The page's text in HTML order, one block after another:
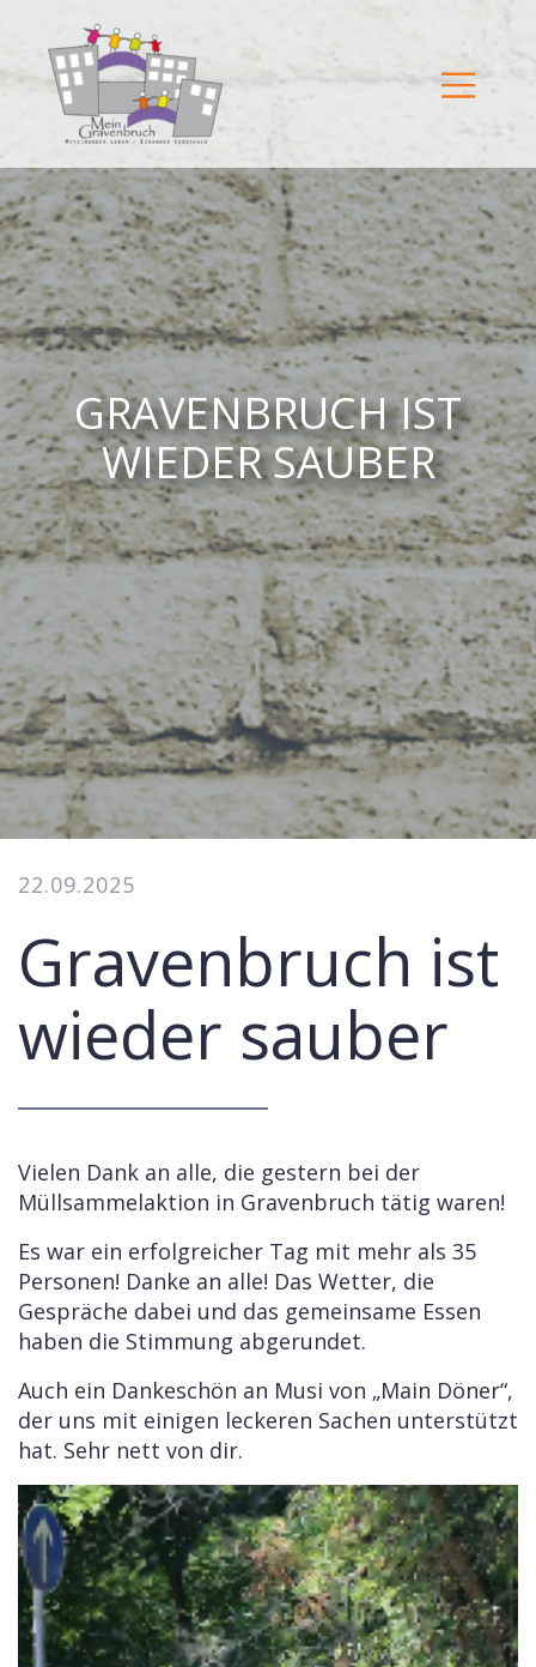
GRAVENBRUCH IST
WIEDER SAUBER
22.09.2025
Gravenbruch ist
wieder sauber
Vielen Dank an alle, die gestern bei der
Müllsammelaktion in Gravenbruch tätig waren!
Es war ein erfolgreicher Tag mit mehr als 35
Personen! Danke an alle! Das Wetter, die
Gespräche dabei und das gemeinsame Essen
haben die Stimmung abgerundet.
Auch ein Dankeschön an Musi von „Main Döner“,
der uns mit einigen leckeren Sachen unterstützt
hat. Sehr nett von dir.